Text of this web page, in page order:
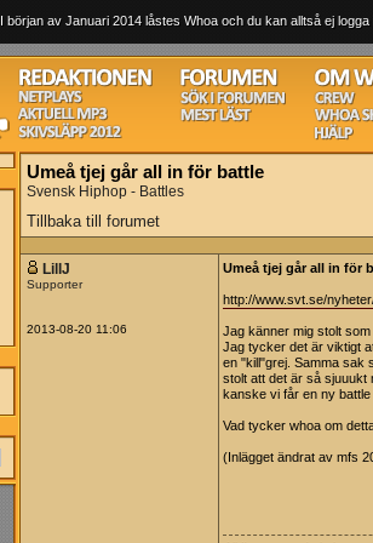
I början av Januari 2014 låstes Whoa och du kan alltså ej
Umeå tjej går all in för battle
Svensk Hiphop - Battles
Tillbaka till forumet
LillJ
Supporter
2013-08-20 11:06
Umeå tjej går all in för
http://www.svt.se/
Jag känner mig stolt
Jag tycker det är viktigt
en "kill"grej. Samma sak
stolt att det är så sjuuukt
kanske vi får en ny battle
Vad tycker whoa om
(Inlägget ändrat av mfs